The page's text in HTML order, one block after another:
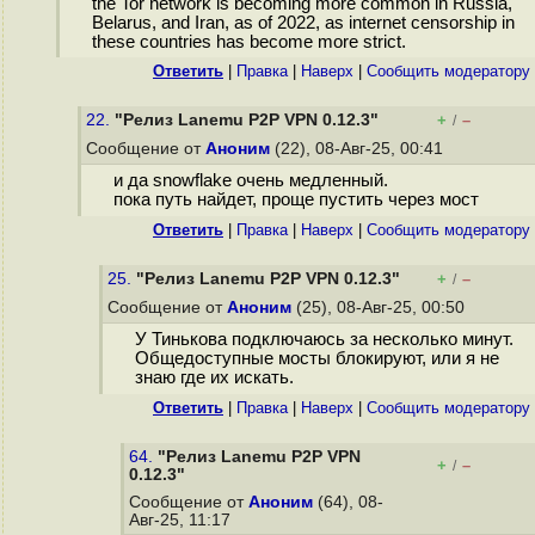
Belarus, and Iran, as of 2022, as internet censorship in
these countries has become more strict.
Ответить Правка| Наверх Cообщить модератору
22. "Релиз Lanemu P2P VPN 0.12.3" + / –
Сообщение от Аноним (22), 08-Авг-25, 00:41
и да snowflake очень медленный.
пока путь найдет, проще пустить через мост
Ответить Правка| Наверх Cообщить модератору
25. "Релиз Lanemu P2P VPN 0.12.3" + / –
Сообщение от Аноним (25), 08-Авг-25, 00:50
У Тинькова подключаюсь за несколько минут.
Общедоступные мосты блокируют, или я не
знаю где их искать.
Ответить Правка| Наверх Cообщить модератору
64. "Релиз Lanemu P2P VPN
0.12.3"
+ / –
Сообщение от Аноним (64), 08-
Авг-25, 11:17